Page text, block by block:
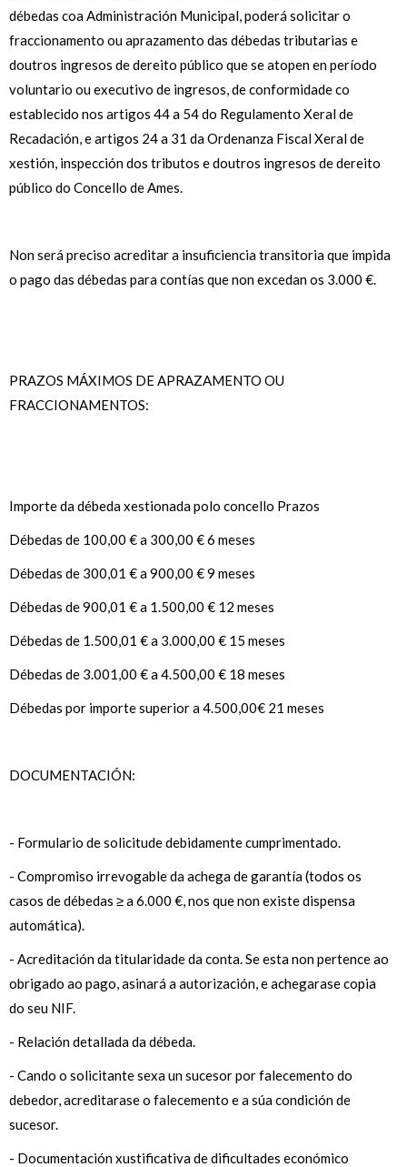
débedas coa Administración Municipal, poderá solicitar o
fraccionamento ou aprazamento das débedas tributarias e
doutros ingresos de dereito público que se atopen en período
voluntario ou executivo de ingresos, de conformidade co
establecido nos artigos 44 a 54 do Regulamento Xeral de
Recadación, e artigos 24 a 31 da Ordenanza Fiscal Xeral de
xestión, inspección dos tributos e doutros ingresos de dereito
público do Concello de Ames.
Non será preciso acreditar a insuficiencia transitoria que impida
o pago das débedas para contías que non excedan os 3.000 €.
PRAZOS MÁXIMOS DE APRAZAMENTO OU
FRACCIONAMENTOS:
Importe da débeda xestionada polo concello Prazos
Débedas de 100,00 € a 300,00 € 6 meses
Débedas de 300,01 € a 900,00 € 9 meses
Débedas de 900,01 € a 1.500,00 € 12 meses
Débedas de 1.500,01 € a 3.000,00 € 15 meses
Débedas de 3.001,00 € a 4.500,00 € 18 meses
Débedas por importe superior a 4.500,00€ 21 meses
DOCUMENTACIÓN:
- Formulario de solicitude debidamente cumprimentado.
- Compromiso irrevogable da achega de garantía (todos os
casos de débedas ≥ a 6.000 €, nos que non existe dispensa
automática).
- Acreditación da titularidade da conta. Se esta non pertence ao
obrigado ao pago, asinará a autorización, e achegarase copia
do seu NIF.
- Relación detallada da débeda.
- Cando o solicitante sexa un sucesor por falecemento do
debedor, acreditarase o falecemento e a súa condición de
sucesor.
- Documentación xustificativa de dificultades económico